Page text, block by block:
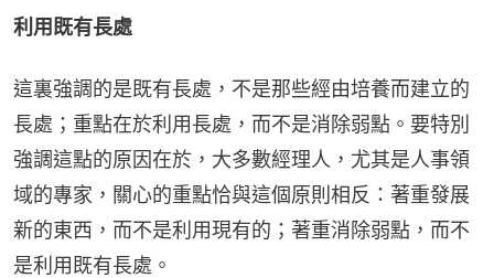
利用既有長處
這裏強調的是既有長處，不是那些經由培養而建立的
長處；重點在於利用長處，而不是消除弱點。要特別
強調這點的原因在於，大多數經理人，尤其是人事領
域的專家，關心的重點恰與這個原則相反：著重發展
新的東西，而不是利用現有的；著重消除弱點，而不
是利用既有長處。